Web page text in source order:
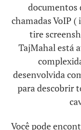
documentos
chamadas VoIP
tire
TajMahal está
desenvolvida
para descobrir
Você pode